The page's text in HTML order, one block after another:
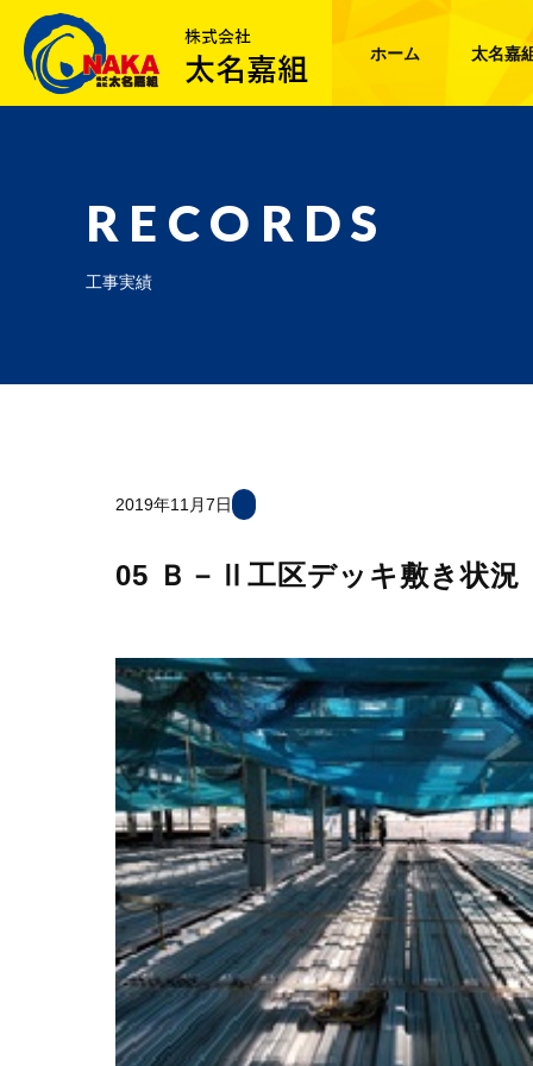
ホーム 太名嘉
RECORDS
工事実績
2019年11月7日
05 Ｂ－Ⅱ工区デッキ敷き状況